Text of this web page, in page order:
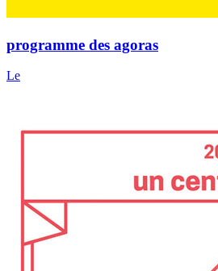
programme des agoras
Le